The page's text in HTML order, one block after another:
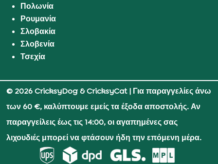
Πολωνία
Ρουμανία
Σλοβακία
Σλοβενία
Τσεχία
© 2026 CricksyDog & CricksyCat| Για παραγγελίες άνω
των 60 €, καλύπτουμε εμείς τα έξοδα αποστολής. Αν
παραγγείλεις έως τις 14:00, οι αγαπημένες σας
λιχουδιές μπορεί να φτάσουν ήδη την επόμενη μέρα.